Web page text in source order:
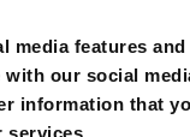
media features
our social
information that
コラム